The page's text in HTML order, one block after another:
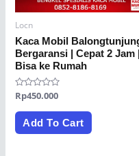
Locn
Kaca Mobil
Bergaransi | Cepat 2 Jam |
Bisa ke Rumah
Rated
out
Rp450.000
Add To Cart